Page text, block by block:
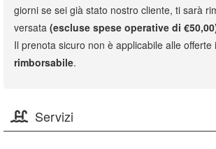
giorni se sei già stato nostro cliente, ti sarà
versata (escluse spese operative di
Il prenota sicuro non è applicabile alle offerte
rimborsabile.
Servizi